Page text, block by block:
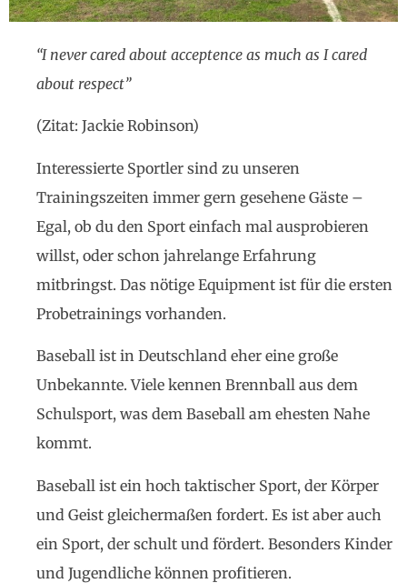
“I never cared about acceptence as much as I cared
about respect”
(Zitat: Jackie Robinson)
Interessierte Sportler sind zu unseren
Trainingszeiten immer gern gesehene Gäste –
Egal, ob du den Sport einfach mal ausprobieren
willst, oder schon jahrelange Erfahrung
mitbringst. Das nötige Equipment ist für die ersten
Probetrainings vorhanden.
Baseball ist in Deutschland eher eine große
Unbekannte. Viele kennen Brennball aus dem
Schulsport, was dem Baseball am ehesten Nahe
kommt.
Baseball ist ein hoch taktischer Sport, der Körper
und Geist gleichermaßen fordert. Es ist aber auch
ein Sport, der schult und fördert. Besonders Kinder
und Jugendliche können profitieren.